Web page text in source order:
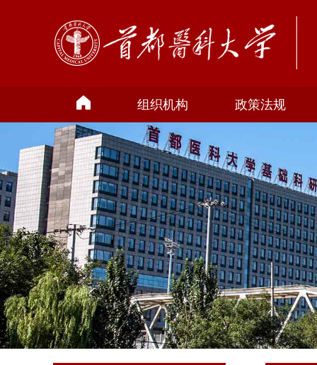
组织机构 政策法规